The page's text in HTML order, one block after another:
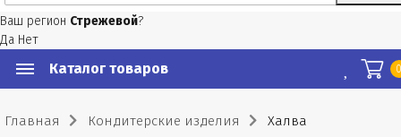
Ваш регион Стрежевой?
Да Нет
Каталог товаров
Главная Кондитерские изделия Халва